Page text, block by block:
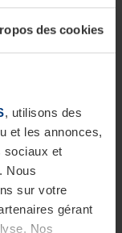
des cookies
, utilisons des
et les annonces,
sociaux et
Nous
sur votre
gérant
Nos